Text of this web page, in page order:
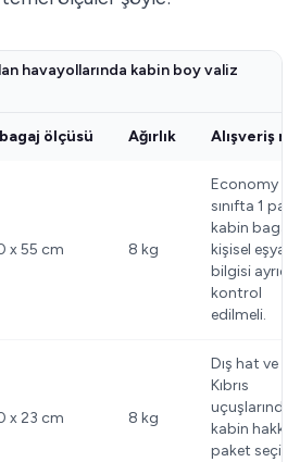
havayollarında kabin boy valiz
ölçüsü Ağırlık Alışveriş
x 55 cm 8 kg
Economy
sınıfta 1
kabin bagajı;
kişisel eşya
bilgisi ayrıca
kontrol
edilmeli.
x 23 cm 8 kg
Dış hat ve
Kıbrıs
uçuşlarında
kabin hakkı
paket